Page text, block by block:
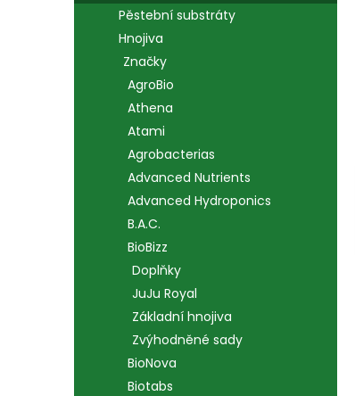
Pěstební substráty
Hnojiva
Značky
AgroBio
Athena
Atami
Agrobacterias
Advanced Nutrients
Advanced Hydroponics
B.A.C.
BioBizz
Doplňky
JuJu Royal
Základní hnojiva
Zvýhodněné sady
BioNova
Biotabs